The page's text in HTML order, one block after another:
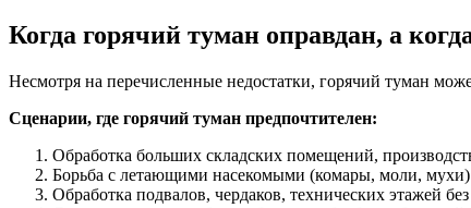
Когда горячий туман оправдан, а
Несмотря на перечисленные недостатки, горячий туман
Сценарии, где горячий туман предпочтителен:
Обработка больших складских помещений,
Борьба с летающими насекомыми (комары, моли,
Обработка подвалов, чердаков, технических этажей